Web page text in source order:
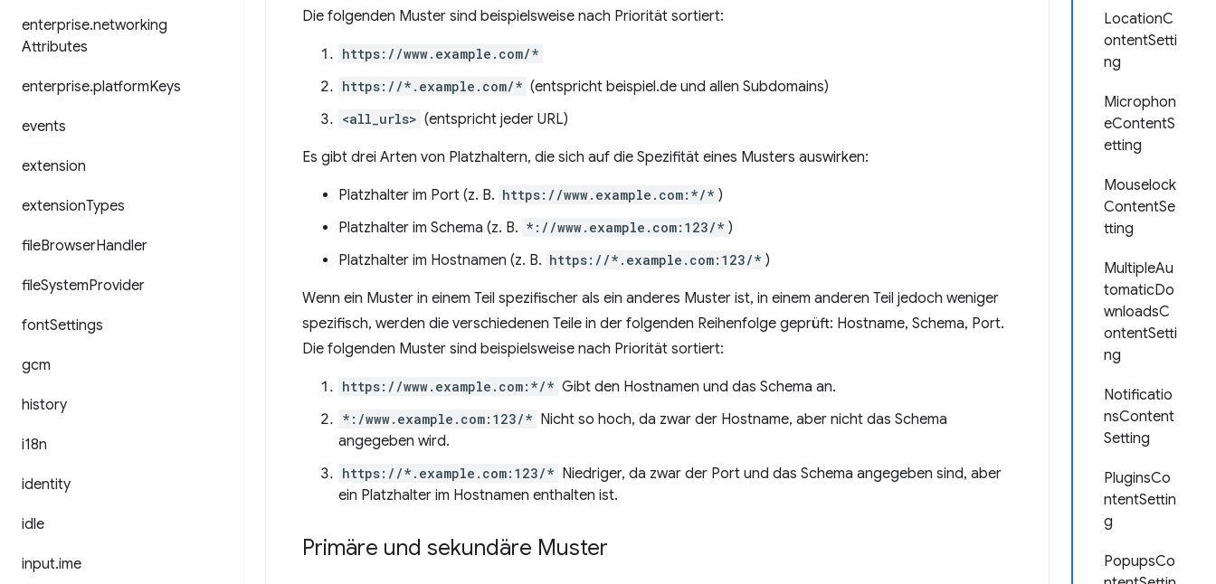
enterprise.networking
Attributes
enterprise.platformKeys
events
extension
extensionTypes
fileBrowserHandler
fileSystemProvider
fontSettings
gcm
history
i18n
identity
idle
input.ime
LocationC
ontentSetti
ng
Microphon
eContentS
etting
Mouselock
ContentSe
tting
MultipleAu
tomaticDo
wnloadsC
ontentSetti
ng
Notificatio
nsContent
Setting
PluginsCo
ntentSettin
g
PopupsCo
Die folgenden Muster sind beispielsweise nach Priorität sortiert:
https://www.example.com/*
https://*.example.com/* (entspricht beispiel.de und allen Subdomains)
<all_urls> (entspricht jeder URL)
Es gibt drei Arten von Platzhaltern, die sich auf die Spezifität eines Musters auswirken:
Platzhalter im Port (z. B. https://www.example.com:*/* )
Platzhalter im Schema (z. B. *://www.example.com:123/* )
Platzhalter im Hostnamen (z. B. https://*.example.com:123/* )
Wenn ein Muster in einem Teil spezifischer als ein anderes Muster ist, in einem anderen Teil jedoch weniger
spezifisch, werden die verschiedenen Teile in der folgenden Reihenfolge geprüft: Hostname, Schema, Port.
Die folgenden Muster sind beispielsweise nach Priorität sortiert:
https://www.example.com:*/* Gibt den Hostnamen und das Schema an.
*:/www.example.com:123/* Nicht so hoch, da zwar der Hostname, aber nicht das Schema
angegeben wird.
https://*.example.com:123/* Niedriger, da zwar der Port und das Schema angegeben sind, aber
ein Platzhalter im Hostnamen enthalten ist.
Primäre und sekundäre Muster